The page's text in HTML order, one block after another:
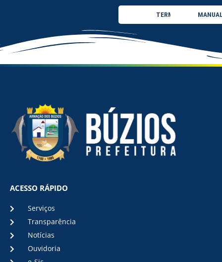
TERMO DE USO
ACESSO RÁPIDO
Serviços
Transparência
Notícias
Ouvidoria